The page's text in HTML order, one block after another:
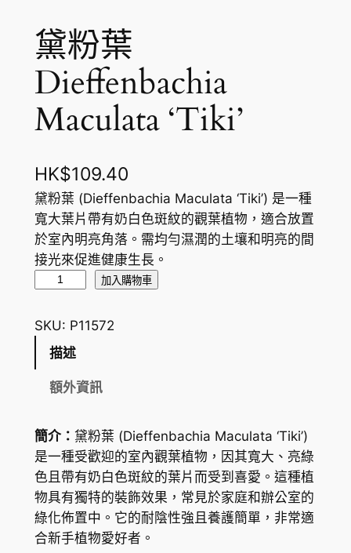
黛粉葉
Dieffenbachia
Maculata ‘Tiki’
HK$109.40
黛粉葉 (Dieffenbachia Maculata ‘Tiki’) 是一種
寬大葉片帶有奶白色斑紋的觀葉植物，適合放置
於室內明亮角落。需均勻濕潤的土壤和明亮的間
接光來促進健康生長。
葉
D
e
n
b
a
c
h
加入購物車
SKU: P11572
描述
額外資訊
簡介： 黛粉葉 (Dieffenbachia Maculata ‘Tiki’)
是一種受歡迎的室內觀葉植物，因其寬大、亮綠
色且帶有奶白色斑紋的葉片而受到喜愛。這種植
物具有獨特的裝飾效果，常見於家庭和辦公室的
綠化佈置中。它的耐陰性強且養護簡單，非常適
合新手植物愛好者。